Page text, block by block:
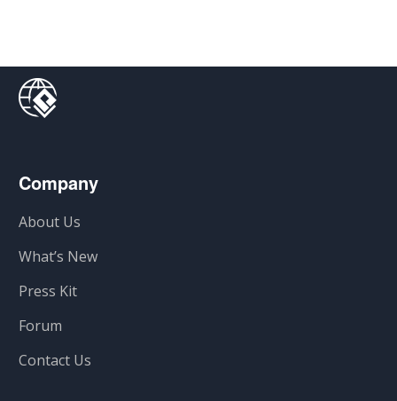
Company
About Us
What’s New
Press Kit
Forum
Contact Us